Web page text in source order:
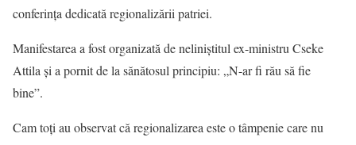
conferinţa dedicată regionalizării patriei.
Manifestarea a fost organizată de neliniştitul ex-ministru Cseke
Attila şi a pornit de la sănătosul principiu: „N-ar fi rău să fie
bine”.
Cam toţi au observat că regionalizarea este o tâmpenie care nu